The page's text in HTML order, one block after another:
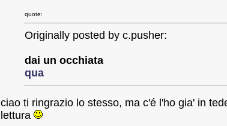
quote:
Originally posted by c.pusher:
dai un occhiata
qua
ciao ti ringrazio lo stesso, ma c'é l'ho gia' in
lettura